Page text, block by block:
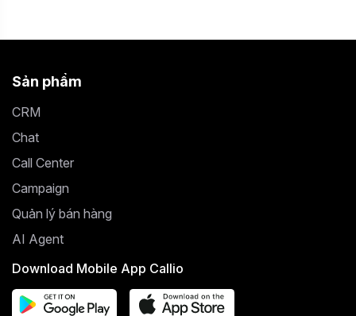
Sản phẩm
CRM
Chat
Call Center
Campaign
Quản lý bán hàng
AI Agent
Download Mobile App Callio